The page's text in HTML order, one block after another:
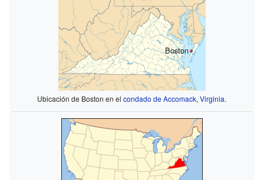
Boston
Ubicación de Boston en elcondado de Accomack,Virginia.